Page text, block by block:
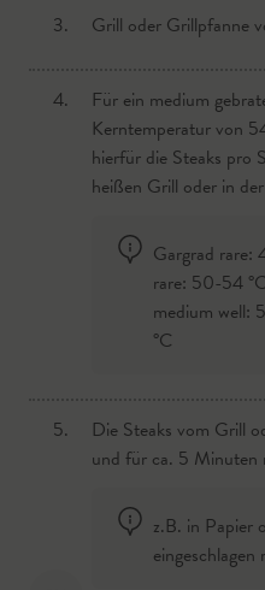
3. Grill oder Grillpfanne
4.
Für ein medium
Kerntemperatur von
hierfür die Steaks pro
heißen Grill oder in
Gargrad rare:
rare: 50-54
medium well:
°C
5.
Die Steaks vom Grill
und für ca. 5 Minuten
z.B. in Papier
eingeschlagen